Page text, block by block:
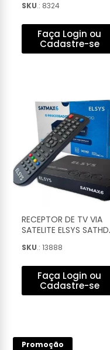
3M) - PROHD-2400
SKU.: 8324
Faça Login ou
Cadastre-se
RECEPTOR DE TV VIA
SATELITE ELSYS SATHD
SKU.: 13888
Faça Login ou
Cadastre-se
Promoção